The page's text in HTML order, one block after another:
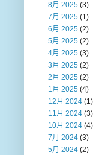
8月 2025 (3)
7月 2025 (1)
6月 2025 (2)
5月 2025 (2)
4月 2025 (3)
3月 2025 (2)
2月 2025 (2)
1月 2025 (4)
12月 2024 (1)
11月 2024 (3)
10月 2024 (4)
7月 2024 (3)
5月 2024 (2)